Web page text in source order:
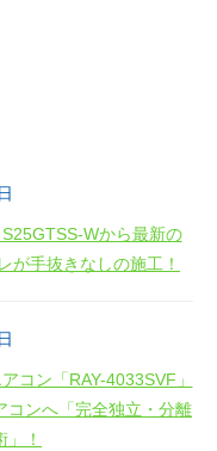
Wから最新の
が手抜きなしの施工！
コン「RAY-4033SVF」
コンへ「完全独立・分離
！